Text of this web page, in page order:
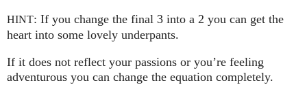
HINT: If you change the final 3 into a 2 you can get the
heart into some lovely underpants.
If it does not reflect your passions or you’re feeling
adventurous you can change the equation completely.